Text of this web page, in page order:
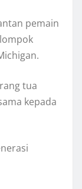
pemain
tua
kepada